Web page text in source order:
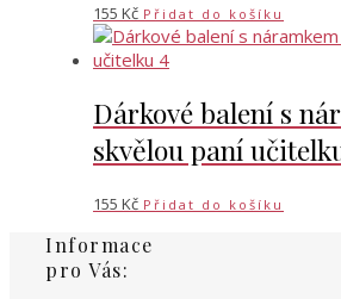
155 Kč Přidat do košíku
Dárkové balení s
skvělou paní
155 Kč Přidat do košíku
Informace
pro Vás: